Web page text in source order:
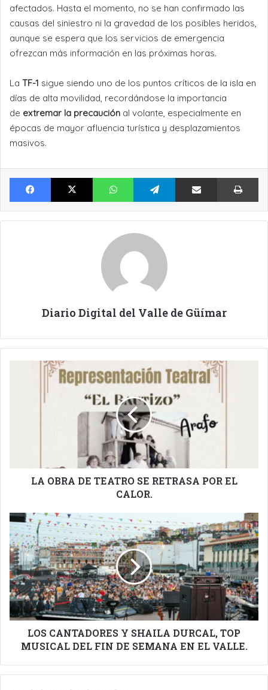
afectados. Hasta el momento, no se han confirmado las
causas del siniestro ni la gravedad de los posibles heridos,
aunque se espera que los servicios de emergencia
ofrezcan más información en las próximas horas.
La TF-1 sigue siendo uno de los puntos críticos de la isla en
días de alta movilidad, recordándose la importancia
de extremar la precaución al volante, especialmente en
épocas de mayor afluencia turística y desplazamientos
masivos.
Facebook X WhatsApp Telegram Compartir por Email
Diario Digital del Valle de Güímar
CALOR.
LA OBRA DE TEATRO SE RETRASA POR EL
CALOR.
LOS
CANTADORES
Y
SHAILA
DURCAL,
TOP
MUSICAL
DEL
FIN
SEMANA
LOS CANTADORES Y SHAILA DURCAL, TOP
MUSICAL DEL FIN DE SEMANA EN EL VALLE.